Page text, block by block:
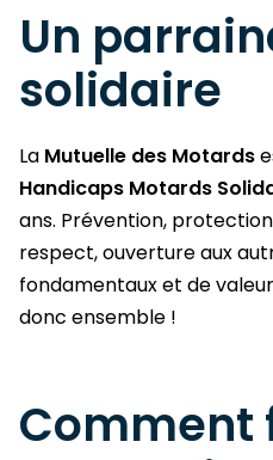
Un
solidaire
La Mutuelle des Motards
Handicaps Motards
ans. Prévention,
respect, ouverture aux
fondamentaux et de
donc ensemble !
Comment